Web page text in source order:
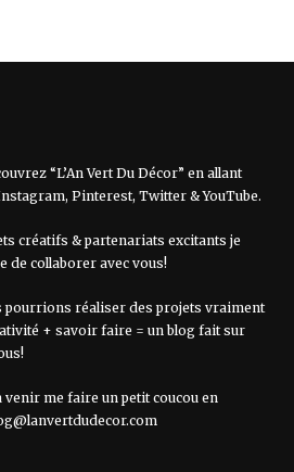
“L’An Vert Du Décor” en allant
, Pinterest, Twitter &YouTube.
créatifs & partenariats excitants je
de collaborer avec vous!
pourrions réaliser des projets vraiment
+ savoir faire = un blog fait sur
venir me faire un petit coucou en